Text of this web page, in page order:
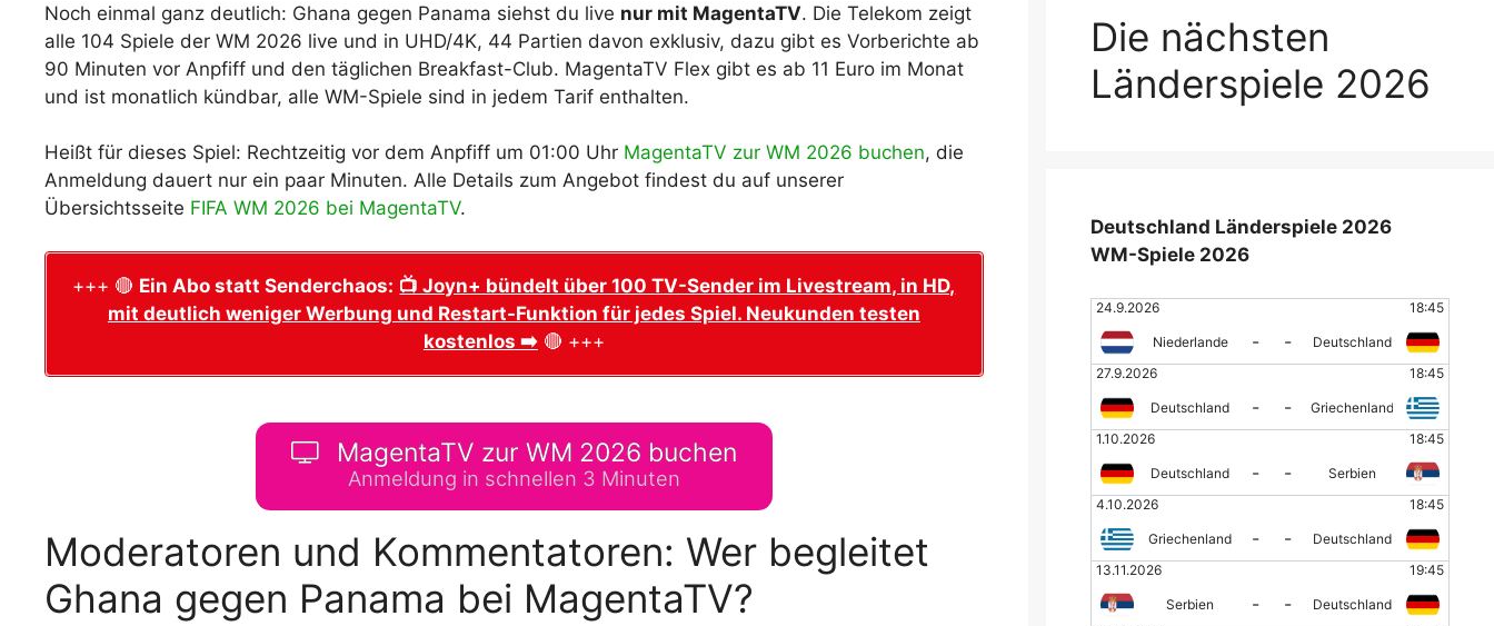
Noch einmal ganz deutlich: Ghana gegen Panama siehst du live nur mit MagentaTV. Die Telekom zeigt
alle 104 Spiele der WM 2026 live und in UHD/4K, 44 Partien davon exklusiv, dazu gibt es Vorberichte ab
90 Minuten vor Anpfiff und den täglichen Breakfast-Club. MagentaTV Flex gibt es ab 11 Euro im Monat
und ist monatlich kündbar, alle WM-Spiele sind in jedem Tarif enthalten.
Heißt für dieses Spiel: Rechtzeitig vor dem Anpfiff um 01:00 Uhr MagentaTV zur WM 2026 buchen, die
Anmeldung dauert nur ein paar Minuten. Alle Details zum Angebot findest du auf unserer
Übersichtsseite FIFA WM 2026 bei MagentaTV.
+++ 🔴 Ein Abo statt Senderchaos: 📺 Joyn+ bündelt über 100 TV-Sender im Livestream, in HD,
mit deutlich weniger Werbung und Restart-Funktion für jedes Spiel. Neukunden testen
kostenlos ➡️🔴 +++
MagentaTV zur WM 2026 buchen
Anmeldung in schnellen 3 Minuten
Moderatoren und Kommentatoren: Wer begleitet
Ghana gegen Panama bei MagentaTV?
Die nächsten
Länderspiele 2026
Deutschland Länderspiele 2026
WM-Spiele 2026
24.9.2026 18:45
Niederlande - -
Deutschland
27.9.2026
18:45
Deutschland - -
Griechenland
1.10.2026
18:45
Deutschland - -
Serbien
4.10.2026
18:45
Griechenland - -
Deutschland
13.11.2026
19:45
Serbien - -
Deutschland